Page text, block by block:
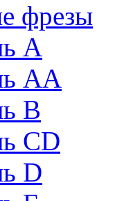
фрезы
A
AA
B
CD
D